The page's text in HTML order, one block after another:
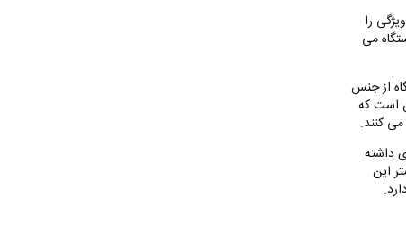
را
می
از جنس
است که
کنند.
داشته
این